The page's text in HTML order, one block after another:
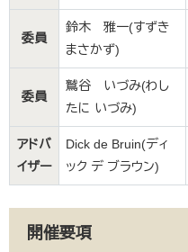
委員
鈴木 雅一(すずき
まさかず)
委員
鷲谷 いづみ(わし
たに いづみ)
アドバ
イザー
Dick de Bruin(ディ
ック デ ブラウン)
開催要項